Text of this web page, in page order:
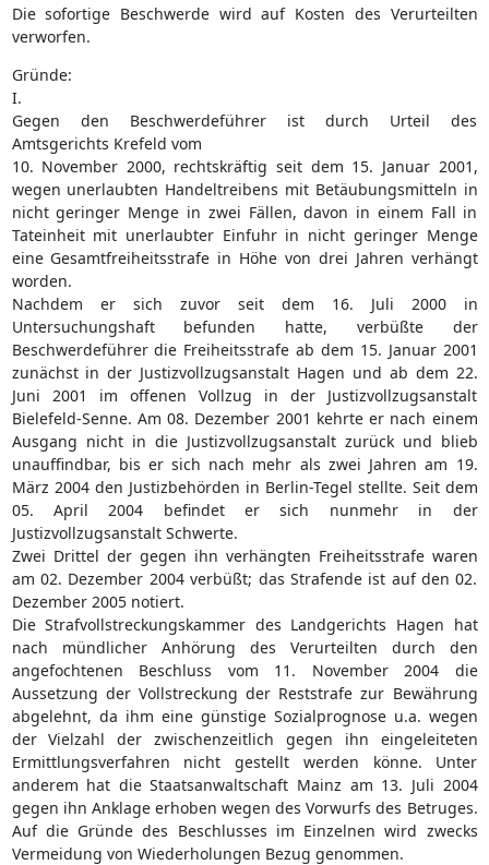
Die sofortige Beschwerde wird auf Kosten des Verurteilten
verworfen.
Gründe:
I.
Gegen den Beschwerdeführer ist durch Urteil des
Amtsgerichts Krefeld vom
10. November 2000, rechtskräftig seit dem 15. Januar 2001,
wegen unerlaubten Handeltreibens mit Betäubungsmitteln in
nicht geringer Menge in zwei Fällen, davon in einem Fall in
Tateinheit mit unerlaubter Einfuhr in nicht geringer Menge
eine Gesamtfreiheitsstrafe in Höhe von drei Jahren verhängt
worden.
Nachdem er sich zuvor seit dem 16. Juli 2000 in
Untersuchungshaft befunden hatte, verbüßte der
Beschwerdeführer die Freiheitsstrafe ab dem 15. Januar 2001
zunächst in der Justizvollzugsanstalt Hagen und ab dem 22.
Juni 2001 im offenen Vollzug in der Justizvollzugsanstalt
Bielefeld-Senne. Am 08. Dezember 2001 kehrte er nach einem
Ausgang nicht in die Justizvollzugsanstalt zurück und blieb
unauffindbar, bis er sich nach mehr als zwei Jahren am 19.
März 2004 den Justizbehörden in Berlin-Tegel stellte. Seit dem
05. April 2004 befindet er sich nunmehr in der
Justizvollzugsanstalt Schwerte.
Zwei Drittel der gegen ihn verhängten Freiheitsstrafe waren
am 02. Dezember 2004 verbüßt; das Strafende ist auf den 02.
Dezember 2005 notiert.
Die Strafvollstreckungskammer des Landgerichts Hagen hat
nach mündlicher Anhörung des Verurteilten durch den
angefochtenen Beschluss vom 11. November 2004 die
Aussetzung der Vollstreckung der Reststrafe zur Bewährung
abgelehnt, da ihm eine günstige Sozialprognose u.a. wegen
der Vielzahl der zwischenzeitlich gegen ihn eingeleiteten
Ermittlungsverfahren nicht gestellt werden könne. Unter
anderem hat die Staatsanwaltschaft Mainz am 13. Juli 2004
gegen ihn Anklage erhoben wegen des Vorwurfs des Betruges.
Auf die Gründe des Beschlusses im Einzelnen wird zwecks
Vermeidung von Wiederholungen Bezug genommen.